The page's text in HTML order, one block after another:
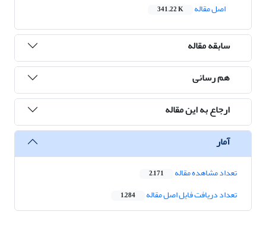
اصل مقاله
341.22 K
سابقه مقاله
هم رسانی
ارجاع به این مقاله
آمار
تعداد مشاهده مقاله 2,171
تعداد دریافت فایل اصل مقاله 1,284